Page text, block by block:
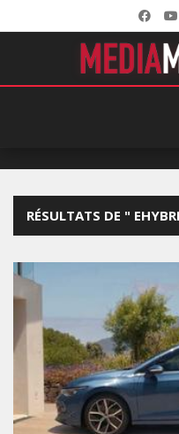
RÉSULTATS DE "